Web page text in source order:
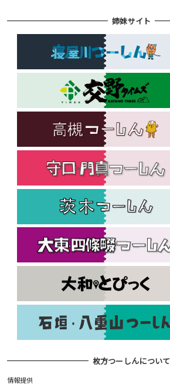
姉妹サイト
枚方つーしんについて
情報提供